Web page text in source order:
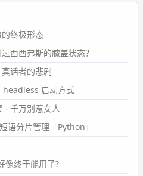
的终极形态
西西弗斯的膝盖状态？
真话者的悲剧
headless 启动方式
- 千万别惹女人
语分片管理「Python」
像终于能用了?